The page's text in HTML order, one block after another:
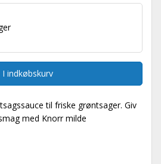
I indkøbskurv
til friske grøntsager. Giv
med Knorr milde